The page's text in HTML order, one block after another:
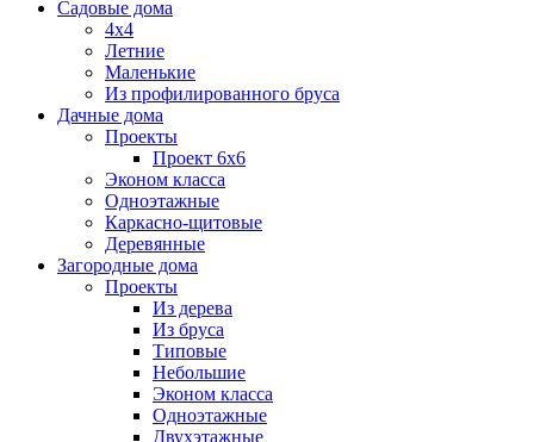
Садовые дома
4х4
Летние
Маленькие
Из профилированного бруса
Дачные дома
Проекты
Проект 6х6
Эконом класса
Одноэтажные
Каркасно-щитовые
Деревянные
Загородные дома
Проекты
Из дерева
Из бруса
Типовые
Небольшие
Эконом класса
Одноэтажные
Двухэтажные